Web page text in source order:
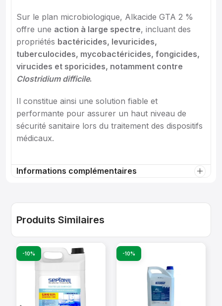
Sur le plan microbiologique, Alkacide GTA 2 %
offre une action à large spectre, incluant des
propriétés bactéricides, levuricides,
tuberculocides, mycobactéricides, fongicides,
virucides et sporicides, notamment contre
Clostridium difficile.
Il constitue ainsi une solution fiable et
performante pour assurer un haut niveau de
sécurité sanitaire lors du traitement des dispositifs
médicaux.
Informations complémentaires
Produits Similaires
-10% -10%